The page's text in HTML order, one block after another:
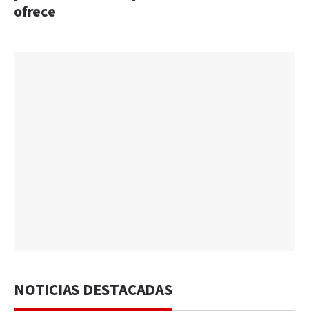
ofrece
NOTICIAS DESTACADAS